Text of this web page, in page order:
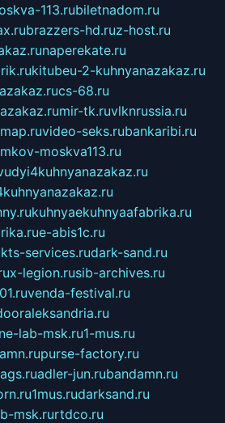
113.rubiletnadom.ru
brazzers-hd.ruz-host.ru
naperekate.ru
kitubeu-2-kuhnyanazakaz.ru
cs-68.ru
mir-tk.ruvlknrussia.ru
video-seks.rubankaribi.ru
moskva113.ru
kuhnyaekuhnyaafabrika.ru
e-abis1c.ru
kts-services.rudark-sand.ru
x-legion.rusib-archives.ru
venda-festival.ru
lab-msk.ru1-mus.ru
purse-factory.ru
adler-jun.rubandamn.ru
1mus.rudarksand.ru
msk.rurtdco.ru